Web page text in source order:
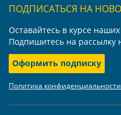
ПОДПИСАТЬСЯ НА
Оставайтесь в курсе
Подпишитесь на рассылку
Оформить подписку
Политика конфиденциальности